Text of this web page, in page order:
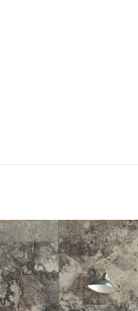
۶۰ سال سابقه، تعهد خود را به
تولید
است. سفر این
تجربیات این